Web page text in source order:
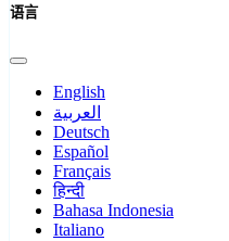
语言
English
العربية
Deutsch
Español
Français
हिन्दी
Bahasa Indonesia
Italiano